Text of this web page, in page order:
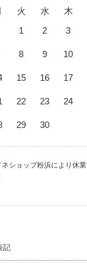
火 水 木
1
2 3
8 9 10
15 16 17
22 23 24
29 30
ネショップ粉浜により休業
記